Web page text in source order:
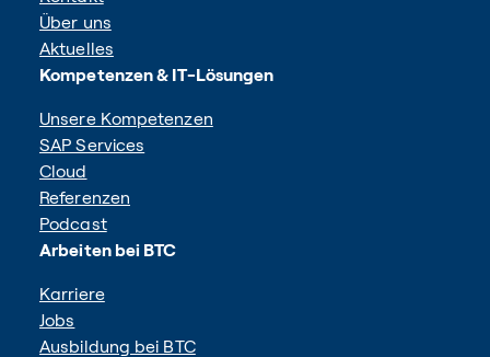
Über uns
Aktuelles
Kompetenzen & IT-Lösungen
Unsere Kompetenzen
SAP Services
Cloud
Referenzen
Podcast
Arbeiten bei BTC
Karriere
Jobs
Ausbildung bei BTC